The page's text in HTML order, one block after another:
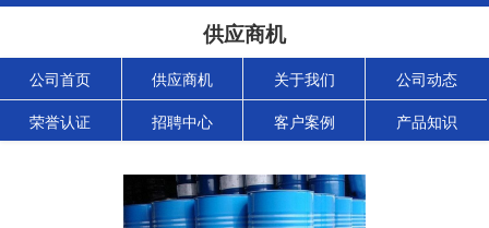
供应商机
公司首页 供应商机 关于我们 公司动态
荣誉认证 招聘中心 客户案例 产品知识